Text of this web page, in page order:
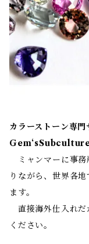
カラーストーン専門
ミャンマーに事務
りながら、世界各
ます。
直接海外仕入れだ
ください。